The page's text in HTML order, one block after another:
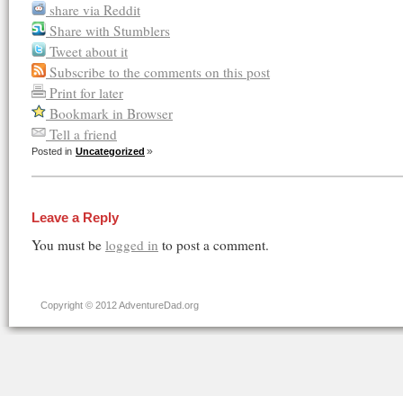
share via Reddit
Share with Stumblers
Tweet about it
Subscribe to the comments on this post
Print for later
Bookmark in Browser
Tell a friend
Posted in Uncategorized
Leave a Reply
You must be logged in to post a comment.
Copyright © 2012 AdventureDad.org